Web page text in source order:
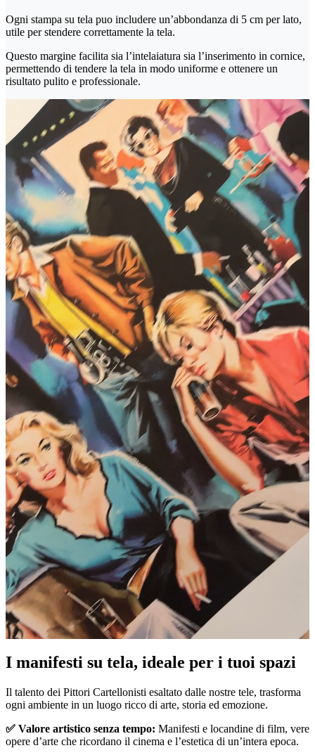
Ogni stampa su tela puo includere un’abbondanza di 5 cm per lato,
utile per stendere correttamente la tela.
Questo margine facilita sia l’intelaiatura sia l’inserimento in cornice,
permettendo di tendere la tela in modo uniforme e ottenere un
risultato pulito e professionale.
I manifesti su tela, ideale per i tuoi spazi
Il talento dei Pittori Cartellonisti esaltato dalle nostre tele, trasforma
ogni ambiente in un luogo ricco di arte, storia ed emozione.
✅ Valore artistico senza tempo: Manifesti e locandine di film, vere
opere d’arte che ricordano il cinema e l’estetica di un’intera epoca.